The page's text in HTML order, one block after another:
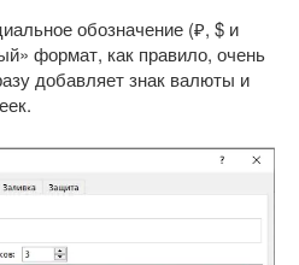
обозначение (₽, $ и
формат, как правило, очень
добавляет знак валюты и